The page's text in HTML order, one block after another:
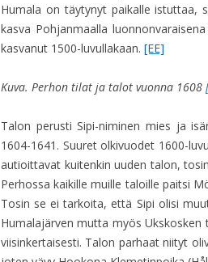
SALMELAN SÄHKÖMIES
ANTTI JALMARI (1889-1980)
VEIKKO TOIVOLA
Humala on täytynyt paikalle istuttaa,
kasva Pohjanmaalla
kasvanut 1500-luvullakaan. [EE]
Kuva. Perhon tilat ja talot vuonna 1608
Talon perusti Sipi-niminen mies ja
1604-1641. Suuret olkivuodet 1600-
autioittavat kuitenkin uuden talon,
Perhossa kaikille muille taloille paitsi
Tosin se ei tarkoita, että Sipi olisi
Humalajärven mutta myös
viisinkertaisesti. Talon parhaat niityt